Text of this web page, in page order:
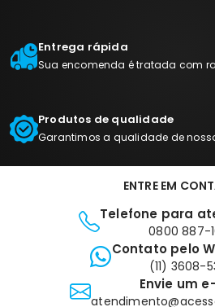
Entrega rápida
Sua encomenda é tratada com
Produtos de qualidade
Garantimos a qualidade de
ENTRE EM
Telefone para
0800 887-
Contato pelo
(11) 3608-
Envie um